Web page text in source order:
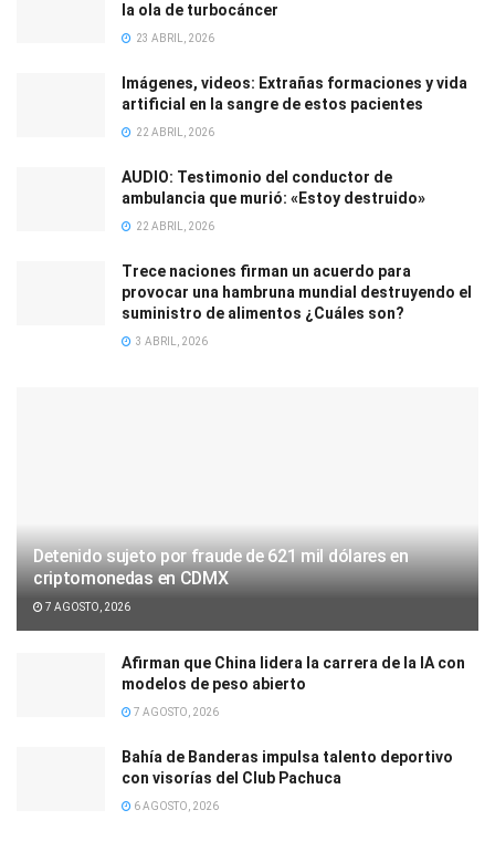
la ola de turbocáncer
23 ABRIL, 2026
Imágenes, videos: Extrañas formaciones y vida
artificial en la sangre de estos pacientes
22 ABRIL, 2026
AUDIO: Testimonio del conductor de
ambulancia que murió: «Estoy destruido»
22 ABRIL, 2026
Trece naciones firman un acuerdo para
provocar una hambruna mundial destruyendo el
suministro de alimentos ¿Cuáles son?
3 ABRIL, 2026
Detenido sujeto por fraude de 621 mil dólares en
criptomonedas en CDMX
7 AGOSTO, 2026
Afirman que China lidera la carrera de la IA con
modelos de peso abierto
7 AGOSTO, 2026
Bahía de Banderas impulsa talento deportivo
con visorías del Club Pachuca
6 AGOSTO, 2026